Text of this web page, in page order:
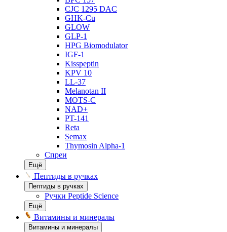
CJC 1295 DAC
GHK-Cu
GLOW
GLP-1
HPG Biomodulator
IGF-1
Kisspeptin
KPV 10
LL-37
Melanotan II
MOTS-C
NAD+
PT-141
Reta
Semax
Thymosin Alpha-1
Спреи
Ещё
Пептиды в ручках
Пептиды в ручках
Ручки Peptide Science
Ещё
Витамины и минералы
Витамины и минералы